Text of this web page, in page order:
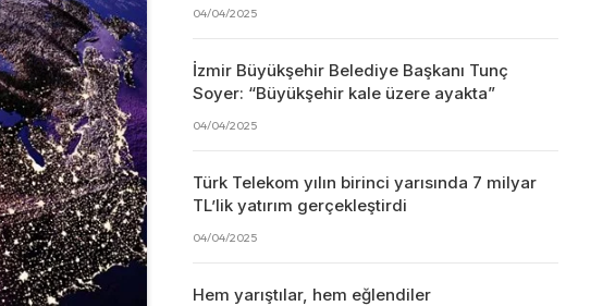
04/04/2025
İzmir Büyükşehir Belediye Başkanı Tunç
Soyer: “Büyükşehir kale üzere ayakta”
04/04/2025
Türk Telekom yılın birinci yarısında 7 milyar
TL’lik yatırım gerçekleştirdi
04/04/2025
Hem yarıştılar, hem eğlendiler